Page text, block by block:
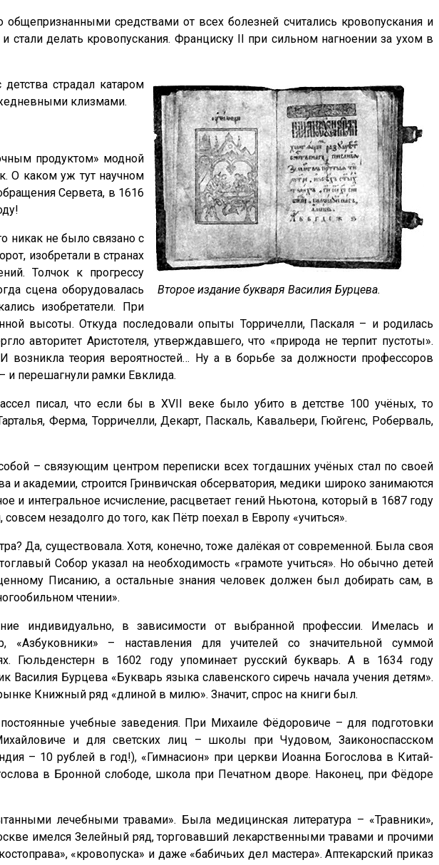
средствами от всех болезней считались кровопускания и
делать кровопускания. Франциску II при сильном нагноении за ухом в
Второе издание букваря Василия Бурцева.
страдал катаром
клизмами.
продуктом» модной
О каком уж тут научном
Сервета, в 1616
никак не было связано с
изобретали в странах
Толчок к прогрессу
сцена оборудовалась
изобретатели. При
высоты. Откуда последовали опыты Торричелли, Паскаля – и родилась
авторитет Аристотеля, утверждавшего, что «природа не терпит пустоты».
теория вероятностей… Ну а в борьбе за должности профессоров
и перешагнули рамки Евклида.
писал, что если бы в XVII веке было убито в детстве 100 учёных, то
Ферма, Торричелли, Декарт, Паскаль, Кавальери, Гюйгенс, Роберваль,
– связующим центром переписки всех тогдашних учёных стал по своей
академии, строится Гринвичская обсерватория, медики широко занимаются
интегральное исчисление, расцветает гений Ньютона, который в 1687 году
незадолго до того, как Пётр поехал в Европу «учиться».
Да, существовала. Хотя, конечно, тоже далёкая от современной. Была своя
Собор указал на необходимость «грамоте учиться». Но обычно детей
Писанию, а остальные знания человек должен был добирать сам, в
чтении».
индивидуально, в зависимости от выбранной профессии. Имелась и
«Азбуковники» – наставления для учителей со значительной суммой
Гюльденстерн в 1602 году упоминает русский букварь. А в 1634 году
Василия Бурцева «Букварь языка славенского сиречь начала учения детям».
Книжный ряд «длиной в милю». Значит, спрос на книги был.
учебные заведения. При Михаиле Фёдоровиче – для подготовки
и для светских лиц – школы при Чудовом, Заиконоспасском
– 10 рублей в год!), «Гимнасион» при церкви Иоанна Богослова в Китай-
в Бронной слободе, школа при Печатном дворе. Наконец, при Фёдоре
лечебными травами». Была медицинская литература – «Травники»,
имелся Зелейный ряд, торговавший лекарственными травами и прочими
«кровопуска» и даже «бабичьих дел мастера». Аптекарский приказ